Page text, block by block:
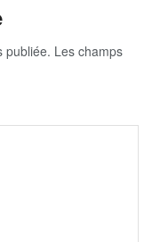
publiée. Les champs